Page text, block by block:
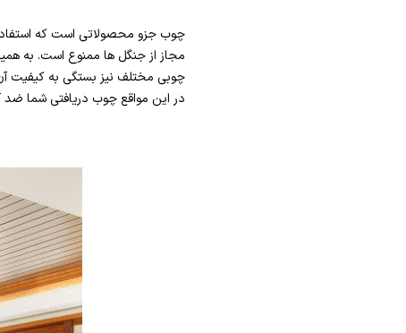
چوب جزو محصولاتی است که
مجاز از جنگل ها ممنوع است. به
چوبی مختلف نیز بستگی به کیفیت
در این مواقع چوب دریافتی شما ضد